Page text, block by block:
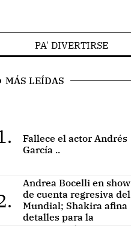
PA' DIVERTIRSE
MÁS LEÍDAS
Fallece el actor Andrés
García ..
Andrea Bocelli en show
de cuenta regresiva del
Mundial; Shakira afina
detalles para la
inauguración ..